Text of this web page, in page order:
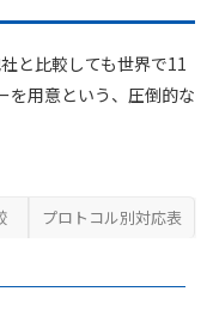
と比較しても世界で11
を用意という、圧倒的な
プロトコル別対応表